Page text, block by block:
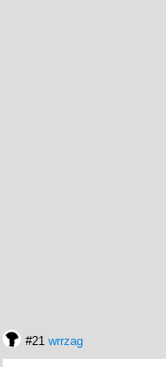
#21 wrrzag